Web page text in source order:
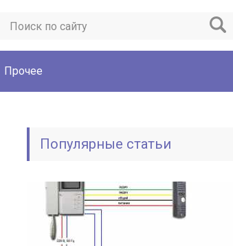
Прочее
Популярные статьи